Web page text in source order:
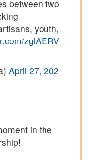
between two
youth,
zglAERV
April 27, 202
in the